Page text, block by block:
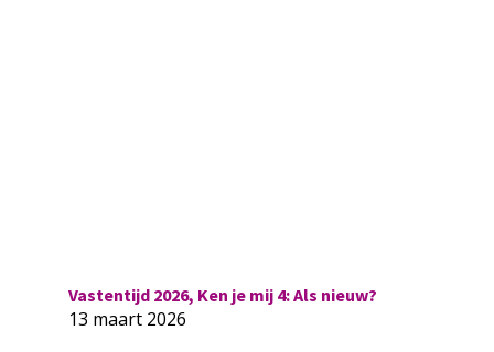
Vastentijd 2026, Ken je mij 4: Als nieuw?
13 maart 2026